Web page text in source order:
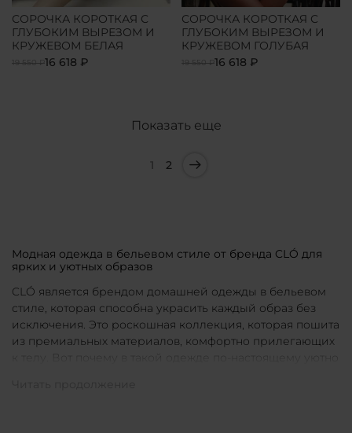
СОРОЧКА КОРОТКАЯ С
ГЛУБОКИМ ВЫРЕЗОМ И
КРУЖЕВОМ БЕЛАЯ
19 550 ₽16 618 ₽
СОРОЧКА КОРОТКАЯ С
ГЛУБОКИМ ВЫРЕЗОМ И
КРУЖЕВОМ ГОЛУБАЯ
19 550 ₽16 618 ₽
Показать еще
1 2
Модная одежда в бельевом стиле от бренда CLÓ для
ярких и уютных образов
CLÓ является брендом домашней одежды в бельевом
стиле, которая способна украсить каждый образ без
исключения. Это роскошная коллекция, которая пошита
из премиальных материалов, комфортно прилегающих
к телу. Вот почему в такой одежде по-настоящему уютно